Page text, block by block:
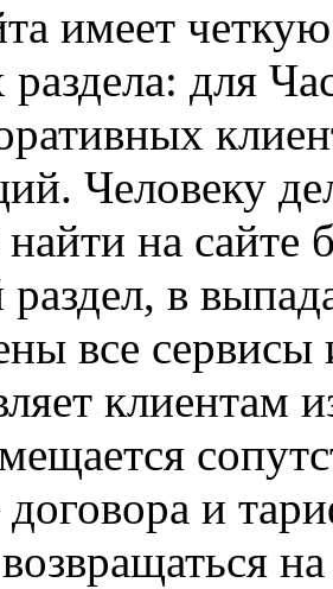
имеет четкую
для
Человеку
найти на сайте
в
все
клиентам
договора и